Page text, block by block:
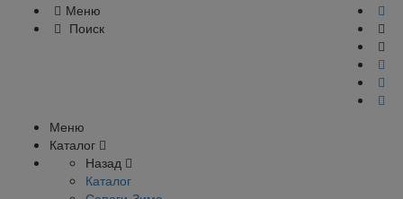
Меню
Поиск
Меню
Каталог
Назад
Каталог